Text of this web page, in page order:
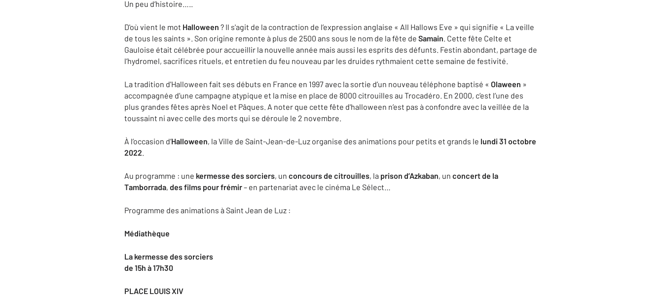
Un peu d’histoire…..
D'où vient le mot Halloween ? Il s'agit de la contraction de l’expression anglaise « All Hallows Eve » qui signifie « La veille
de tous les saints ». Son origine remonte à plus de 2500 ans sous le nom de la fête de Samain. Cette fête Celte et
Gauloise était célébrée pour accueillir la nouvelle année mais aussi les esprits des défunts. Festin abondant, partage de
l’hydromel, sacrifices rituels, et entretien du feu nouveau par les druides rythmaient cette semaine de festivité.
La tradition d'Halloween fait ses débuts en France en 1997 avec la sortie d’un nouveau téléphone baptisé « Olaween »
accompagnée d’une campagne atypique et la mise en place de 8000 citrouilles au Trocadéro. En 2000, c’est l’une des
plus grandes fêtes après Noel et Pâques. A noter que cette fête d'halloween n’est pas à confondre avec la veillée de la
toussaint ni avec celle des morts qui se déroule le 2 novembre.
À l’occasion d’Halloween, la Ville de Saint-Jean-de-Luz organise des animations pour petits et grands le lundi 31 octobre
2022.
Au programme : une kermesse des sorciers, un concours de citrouilles, la prison d’Azkaban, un concert de la
Tamborrada, des films pour frémir– en partenariat avec le cinéma Le Sélect…
Programme des animations à Saint Jean de Luz :
Médiathèque
La kermesse des sorciers
de 15h à 17h30
PLACE LOUIS XIV